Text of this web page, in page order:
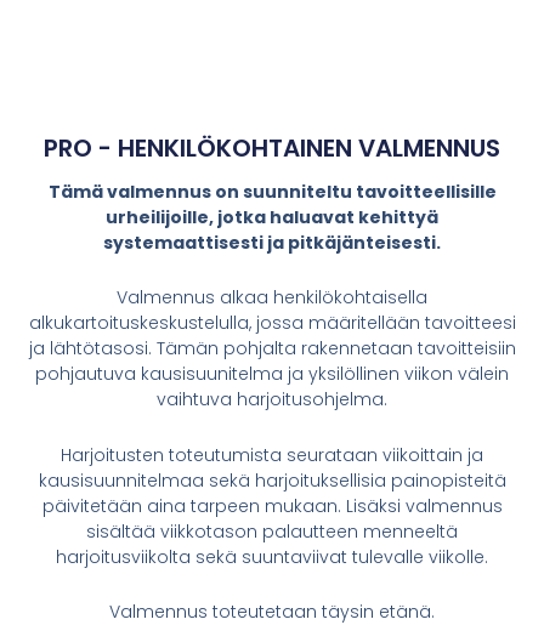
PRO - HENKILÖKOHTAINEN VALMENNUS
Tämä valmennus on suunniteltu tavoitteellisille
urheilijoille, jotka haluavat kehittyä
systemaattisesti ja pitkäjänteisesti.
Valmennus alkaa henkilökohtaisella
alkukartoituskeskustelulla, jossa määritellään tavoitteesi
ja lähtötasosi. Tämän pohjalta rakennetaan tavoitteisiin
pohjautuva kausisuunitelma ja yksilöllinen viikon välein
vaihtuva harjoitusohjelma.
Harjoitusten toteutumista seurataan viikoittain ja
kausisuunnitelmaa sekä harjoituksellisia painopisteitä
päivitetään aina tarpeen mukaan. Lisäksi valmennus
sisältää viikkotason palautteen menneeltä
harjoitusviikolta sekä suuntaviivat tulevalle viikolle.
Valmennus toteutetaan täysin etänä.